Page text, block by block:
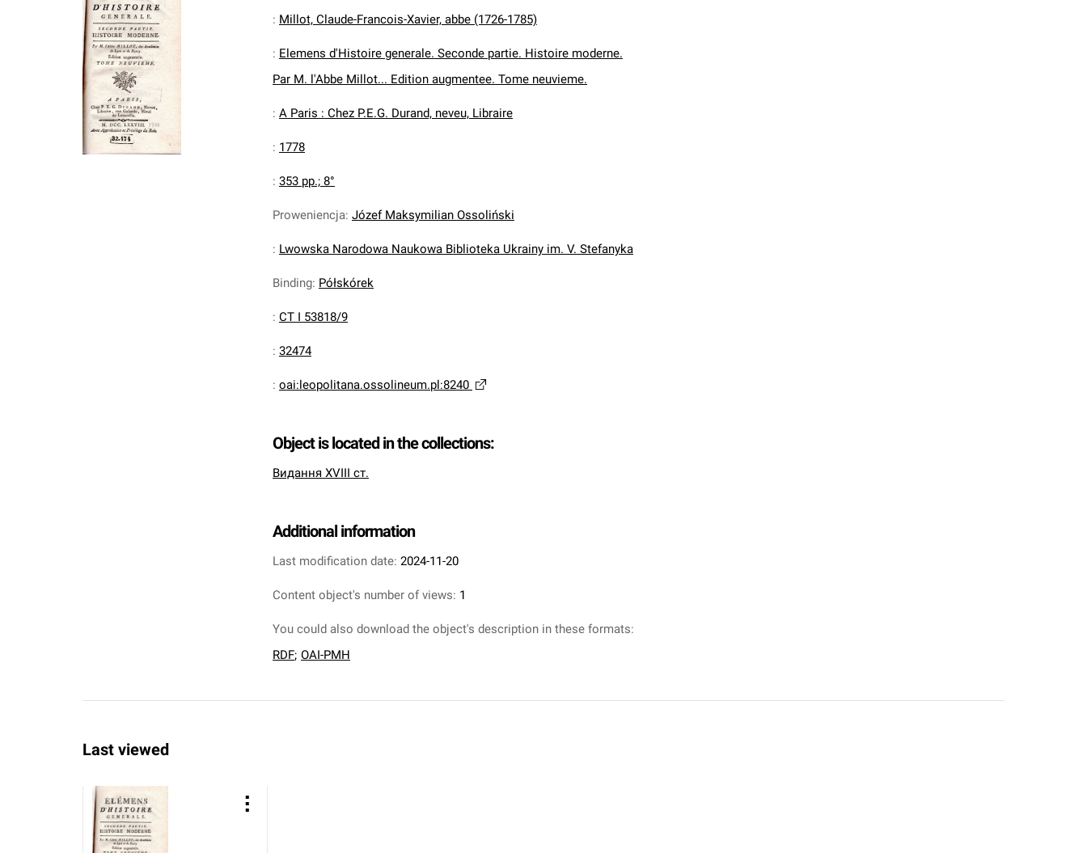
: Millot, Claude-Francois-Xavier, abbe (1726-1785)
: Elemens d'Histoire generale. Seconde partie. Histoire moderne.
Par M. l'Abbe Millot... Edition augmentee. Tome neuvieme.
: A Paris : Chez P.E.G. Durand, neveu, Libraire
: 1778
: 353 pp.; 8°
Proweniencja: Józef Maksymilian Ossoliński
: Lwowska Narodowa Naukowa Biblioteka Ukrainy im. V. Stefanyka
Binding: Półskórek
: CT I 53818/9
: 32474
: oai:leopolitana.ossolineum.pl:8240
Object is located in the collections:
Видання XVIII ст.
Additional information
Last modification date: 2024-11-20
Content object's number of views: 1
You could also download the object's description in these formats:
RDF; OAI-PMH
Last viewed